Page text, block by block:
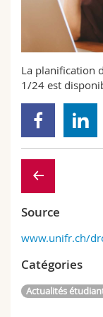
Sciences et
Collaborateurs
Doctorants
Webmail
Programme
MyUnifr
La planification
1/24 est
Source
www.unifr.ch/
Catégories
Actualités